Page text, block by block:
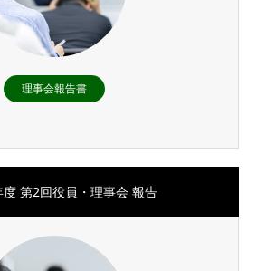
理事会報告書
第2回役員・理事会 報告